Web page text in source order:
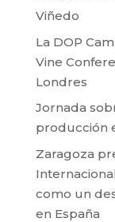
Viñedo
La DOP
Vine
Londres
Jornada
producción
Zaragoza
como un
en España